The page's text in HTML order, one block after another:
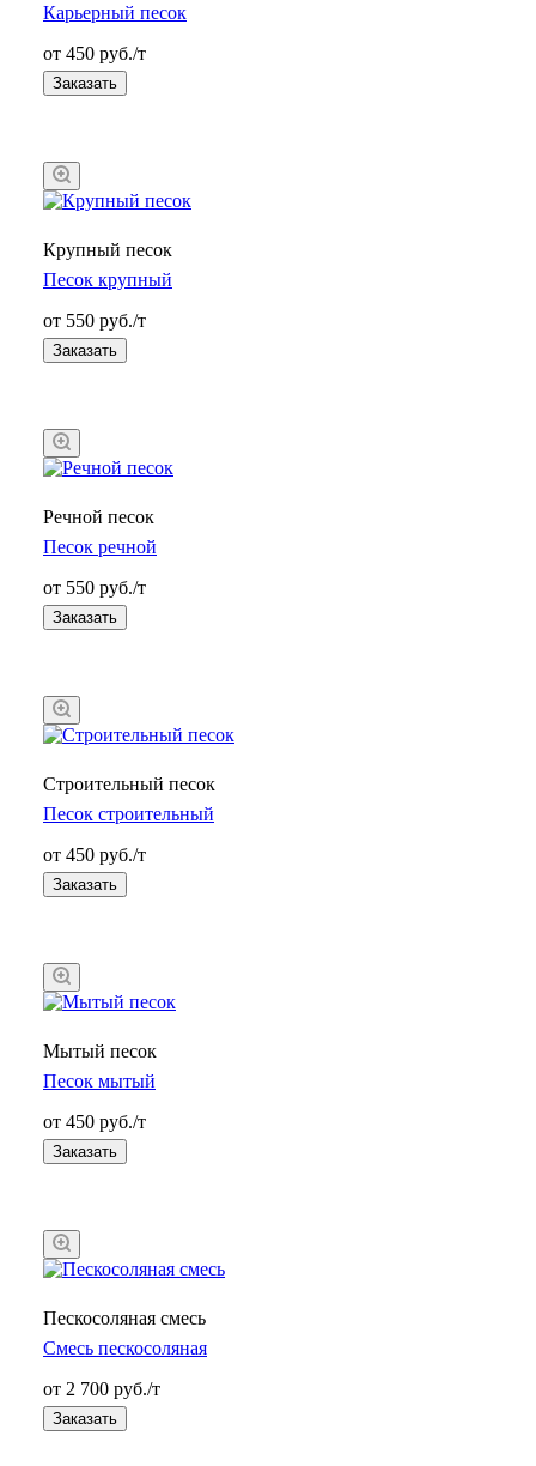
Карьерный песок
от 450 руб./т
Заказать
Крупный песок
Песок крупный
от 550 руб./т
Заказать
Речной песок
Песок речной
от 550 руб./т
Заказать
Строительный песок
Песок строительный
от 450 руб./т
Заказать
Мытый песок
Песок мытый
от 450 руб./т
Заказать
Пескосоляная смесь
Смесь пескосоляная
от 2 700 руб./т
Заказать